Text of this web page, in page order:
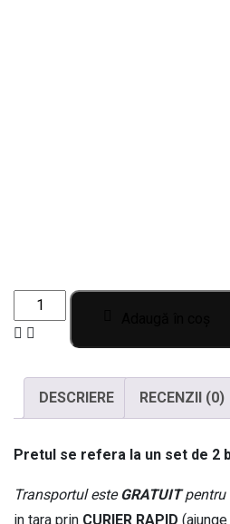
de
bratari
pentru
personalizate
DESCRIERE RECENZII (0)
Pretul se refera la un set de 2
Transportul esteGRATUITpentru
in tara prin CURIER RAPID